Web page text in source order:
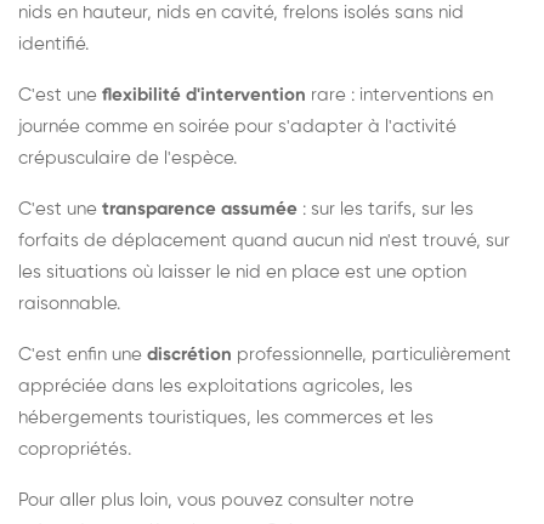
nids en hauteur, nids en cavité, frelons isolés sans nid
identifié.
C'est une flexibilité d'intervention rare : interventions en
journée comme en soirée pour s'adapter à l'activité
crépusculaire de l'espèce.
C'est une transparence assumée : sur les tarifs, sur les
forfaits de déplacement quand aucun nid n'est trouvé, sur
les situations où laisser le nid en place est une option
raisonnable.
C'est enfin une discrétion professionnelle, particulièrement
appréciée dans les exploitations agricoles, les
hébergements touristiques, les commerces et les
copropriétés.
Pour aller plus loin, vous pouvez consulter notre